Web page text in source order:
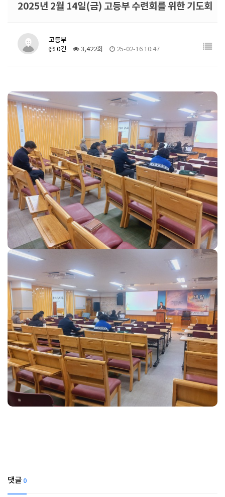
2025년 2월 14일(금) 고등부 수련회를 위한 기도회
고등부
0건 3,422회 25-02-16 10:47
댓글 0